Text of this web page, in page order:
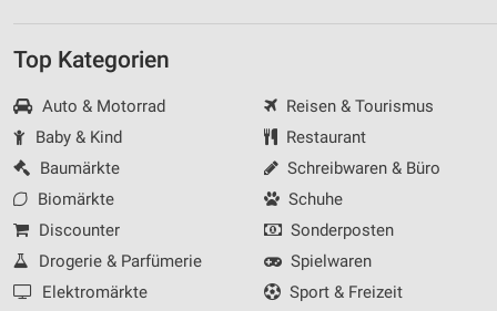
Top Kategorien
Auto & Motorrad
Baby & Kind
Baumärkte
Biomärkte
Discounter
Drogerie & Parfümerie
Elektromärkte
Reisen & Tourismus
Restaurant
Schreibwaren & Büro
Schuhe
Sonderposten
Spielwaren
Sport & Freizeit